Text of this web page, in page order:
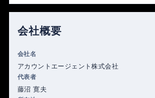
会社概要
会社名
アカウントエージェント株式会社
代表者
藤沼 寛夫